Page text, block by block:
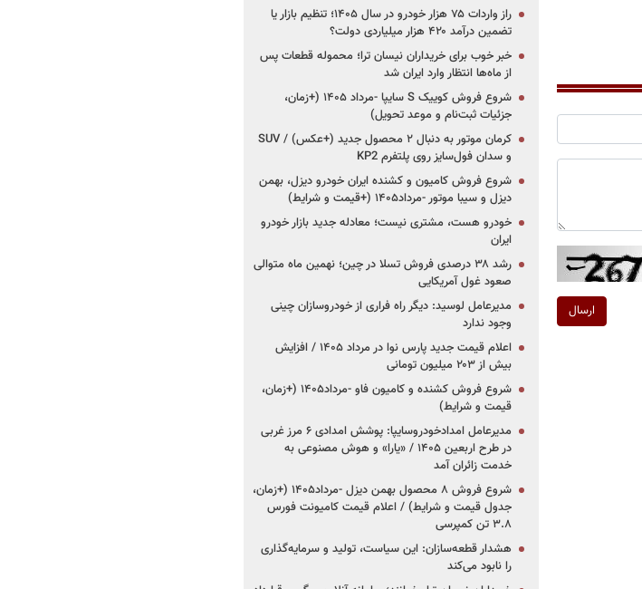
ارسال
راز واردات ۷۵ هزار خودرو در سال ۱۴۰۵؛ تنظیم بازار یا
تضمین درآمد ۴۲۰ هزار میلیاردی دولت؟
خبر خوب برای خریداران نیسان ترا؛ محموله قطعات پس
از ماه‌ها انتظار وارد ایران شد
شروع فروش کوییک S سایپا -مرداد ۱۴۰۵ (+زمان،
جزئیات ثبت‌نام و موعد تحویل)
کرمان موتور به دنبال ۲ محصول جدید (+عکس) / SUV
و سدان فول‌سایز روی پلتفرم KP2
شروع فروش کامیون و کشنده ایران خودرو دیزل، بهمن
دیزل و سیبا موتور -مرداد۱۴۰۵ (+قیمت و شرایط)
خودرو هست، مشتری نیست؛ معادله جدید بازار خودرو
ایران
رشد ۳۸ درصدی فروش تسلا در چین؛ نهمین ماه متوالی
صعود غول آمریکایی
مدیرعامل لوسید: دیگر راه فراری از خودروسازان چینی
وجود ندارد
اعلام قیمت جدید پارس نوا در مرداد ۱۴۰۵ / افزایش
بیش از ۲۰۳ میلیون تومانی
شروع فروش کشنده و کامیون فاو -مرداد۱۴۰۵ (+زمان،
قیمت و شرایط)
مدیرعامل امدادخودروسایپا: پوشش امدادی ۶ مرز غربی
در طرح اربعین ۱۴۰۵ / «یارا» و هوش مصنوعی به
خدمت زائران آمد
شروع فروش ۸ محصول بهمن دیزل -مرداد۱۴۰۵ (+زمان،
جدول قیمت و شرایط) / اعلام قیمت کامیونت فورس
۳.۸ تن کمپرسی
هشدار قطعه‌سازان: این سیاست، تولید و سرمایه‌گذاری
را نابود می‌کند